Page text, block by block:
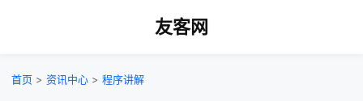
友客网
首页 > 资讯中心 > 程序讲解